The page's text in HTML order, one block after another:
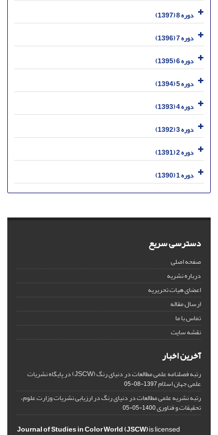
دوره 8 (1397)
دوره 7 (1396)
دوره 6 (1395)
دوره 5 (1394)
دوره 4 (1393)
دوره 3 (1392)
دوره 2 (1391)
دوره 1 (1390)
دسترسی سریع
صفحه اصلی
درباره نشریه
اعضای هیات تحریریه
ارسال مقاله
تماس با ما
نقشه سایت
آخرین اخبار
رتبه فصلنامه علمی مطالعات در دنیای رنگ (JSCW) در پایگاه نشریات
علمی جهان اسلام1397-08-05
رتبه نشریه علمی مطالعات در دنیای رنگ در ارزیابی نشریات وزارت علوم،
تحقیقات و فناوری1400-05-05
Journal of Studies in Color World (JSCW)is licensed